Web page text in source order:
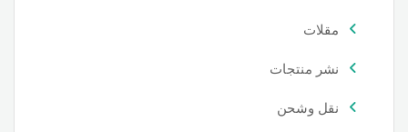
مقلات
نشر منتجات
نقل وشحن